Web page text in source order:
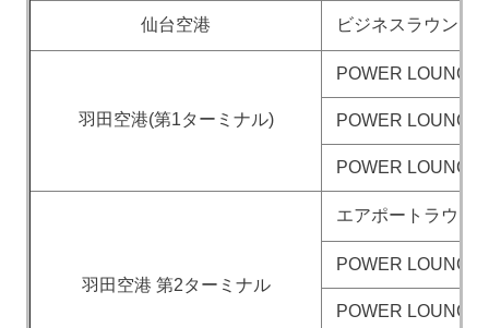
仙台空港 ビジネスラウンジ
羽田空港(第1ターミナル)
POWER LOUNGE
POWER LOUNGE
POWER LOUNGE
羽田空港 第2ターミナル
エアポートラウン
POWER LOUNGE
POWER LOUNGE